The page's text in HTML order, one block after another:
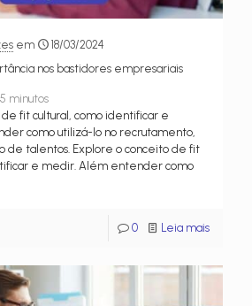
em
18/03/2024
nos bastidores empresariais
5 minutos
fit cultural, como identificar e
como utilizá-lo no recrutamento,
de talentos. Explore o conceito de fit
e medir. Além entender como
0 Leia mais